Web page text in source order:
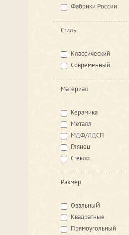
Фабрики России
Стиль
Классический
Современный
Материал
Керамика
Металл
МДФ/ЛДСП
Глянец
Стекло
Размер
ОвальныЙ
Квадратные
Прямоугольный